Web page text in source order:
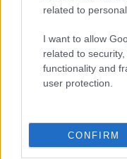
related to
I want to allow
related to
functionality and
user protection.
CONFIRM
GLAMOUR
Napi
ismer
ne